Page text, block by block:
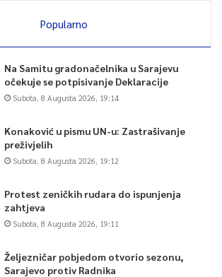
Popularno
Na Samitu gradonačelnika u Sarajevu
očekuje se potpisivanje Deklaracije
Subota, 8 Augusta 2026, 19:14
Konaković u pismu UN-u: Zastrašivanje
preživjelih
Subota, 8 Augusta 2026, 19:12
Protest zeničkih rudara do ispunjenja
zahtjeva
Subota, 8 Augusta 2026, 19:11
Željezničar pobjedom otvorio sezonu,
Sarajevo protiv Radnika